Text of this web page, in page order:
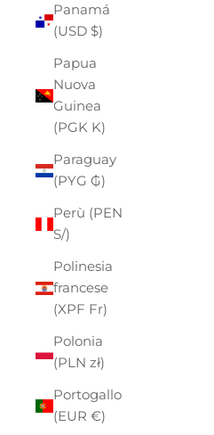
Panamá
(USD $)
Papua
Nuova
Guinea
(PGK K)
Paraguay
(PYG ₲)
Perù (PEN
S/)
Polinesia
francese
(XPF Fr)
Polonia
(PLN zł)
Portogallo
(EUR €)